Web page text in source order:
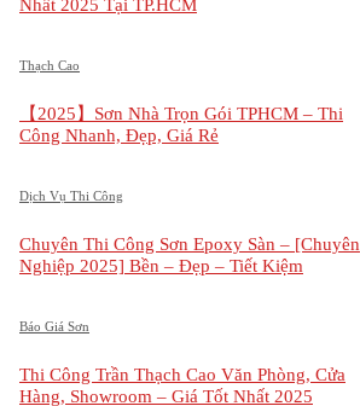
Nhất 2025 Tại TP.HCM
Thạch Cao
【2025】Sơn Nhà Trọn Gói TPHCM – Thi
Công Nhanh, Đẹp, Giá Rẻ
Dịch Vụ Thi Công
Chuyên Thi Công Sơn Epoxy Sàn – [Chuyên
Nghiệp 2025] Bền – Đẹp – Tiết Kiệm
Báo Giá Sơn
Thi Công Trần Thạch Cao Văn Phòng, Cửa
Hàng, Showroom – Giá Tốt Nhất 2025